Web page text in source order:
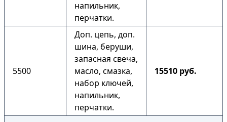
напильник,
перчатки.
5500
Доп. цепь, доп.
шина, беруши,
запасная свеча,
масло, смазка,
набор ключей,
напильник,
перчатки.
15510 руб.